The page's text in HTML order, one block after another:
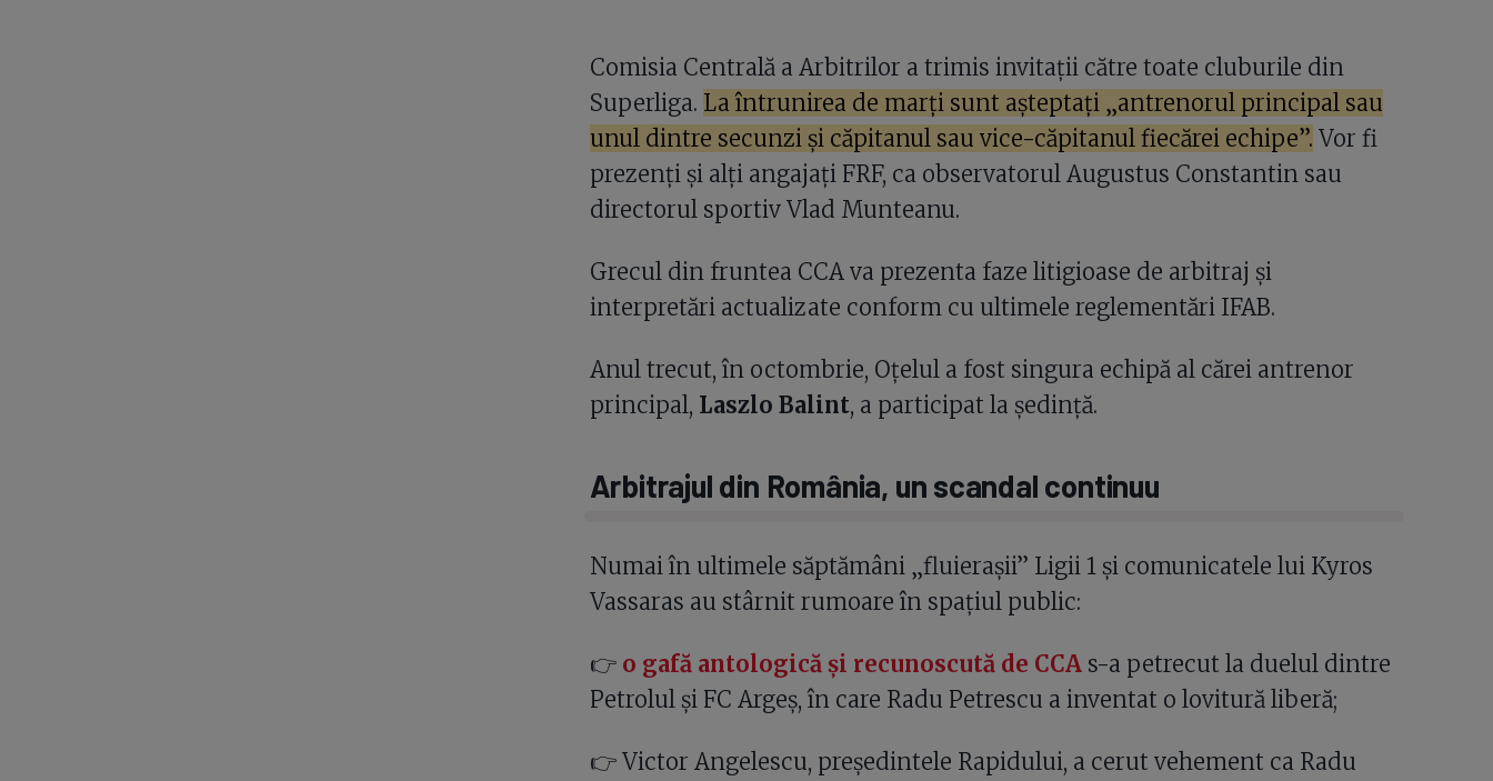
Comisia Centrală a Arbitrilor a trimis invitații către toate cluburile din
Superliga. La întrunirea de marți sunt așteptați „antrenorul principal sau
unul dintre secunzi și căpitanul sau vice-căpitanul fiecărei echipe”. Vor fi
prezenți și alți angajați FRF, ca observatorul Augustus Constantin sau
directorul sportiv Vlad Munteanu.
Grecul din fruntea CCA va prezenta faze litigioase de arbitraj și
interpretări actualizate conform cu ultimele reglementări IFAB.
Anul trecut, în octombrie, Oțelul a fost singura echipă al cărei antrenor
principal, Laszlo Balint, a participat la ședință.
Arbitrajul din România, un scandal continuu
Numai în ultimele săptămâni „fluierașii” Ligii 1 și comunicatele lui Kyros
Vassaras au stârnit rumoare în spațiul public:
👉 o gafă antologică și recunoscută de CCAs-a petrecut la duelul dintre
Petrolul și FC Argeș, în care Radu Petrescu a inventat o lovitură liberă;
👉 Victor Angelescu, președintele Rapidului, a cerut vehement ca Radu